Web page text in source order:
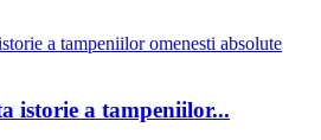
istorie a tampeniilor...